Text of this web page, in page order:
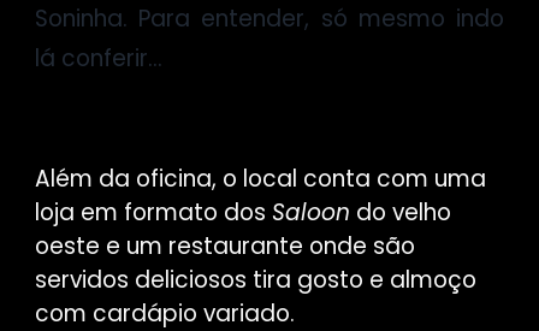
Soninha. Para entender, só mesmo indo
lá conferir...
Além da oficina, o local conta com uma
loja em formato dosSaloon do velho
oeste e um restaurante onde são
servidos deliciosos tira gosto e almoço
com cardápio variado.